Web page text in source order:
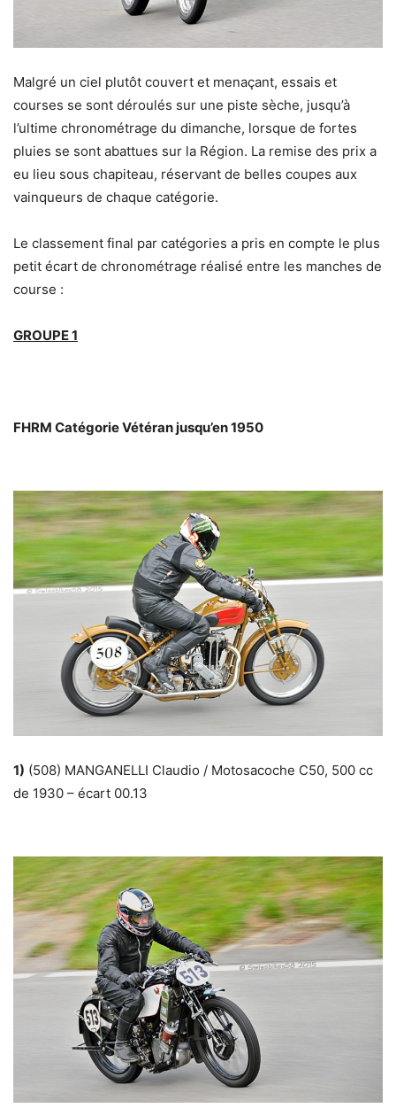
Malgré un ciel plutôt couvert et menaçant, essais et
courses se sont déroulés sur une piste sèche, jusqu’à
l’ultime chronométrage du dimanche, lorsque de fortes
pluies se sont abattues sur la Région. La remise des prix a
eu lieu sous chapiteau, réservant de belles coupes aux
vainqueurs de chaque catégorie.
Le classement final par catégories a pris en compte le plus
petit écart de chronométrage réalisé entre les manches de
course :
GROUPE 1
FHRM Catégorie Vétéran jusqu’en 1950
1) (508) MANGANELLI Claudio / Motosacoche C50, 500 cc
de 1930 – écart 00.13